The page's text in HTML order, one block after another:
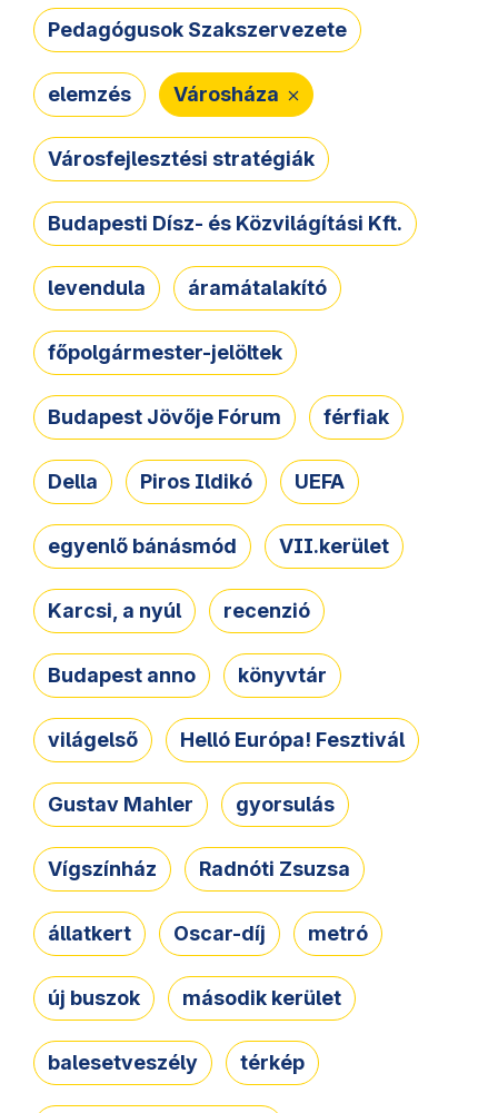
Pedagógusok Szakszervezete
elemzés Városháza
Városfejlesztési stratégiák
Budapesti Dísz- és Közvilágítási Kft.
levendula áramátalakító
főpolgármester-jelöltek
Budapest Jövője Fórum férfiak
Della Piros Ildikó UEFA
egyenlő bánásmód VII.kerület
Karcsi, a nyúl recenzió
Budapest anno könyvtár
világelső Helló Európa! Fesztivál
Gustav Mahler gyorsulás
Vígszínház Radnóti Zsuzsa
állatkert Oscar-díj metró
új buszok második kerület
balesetveszély térkép